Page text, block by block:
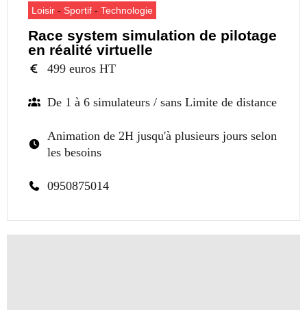
Loisir - Sportif - Technologie
Race system simulation de pilotage
en réalité virtuelle
499 euros HT
De 1 à 6 simulateurs / sans Limite de distance
Animation de 2H jusqu'à plusieurs jours selon
les besoins
0950875014